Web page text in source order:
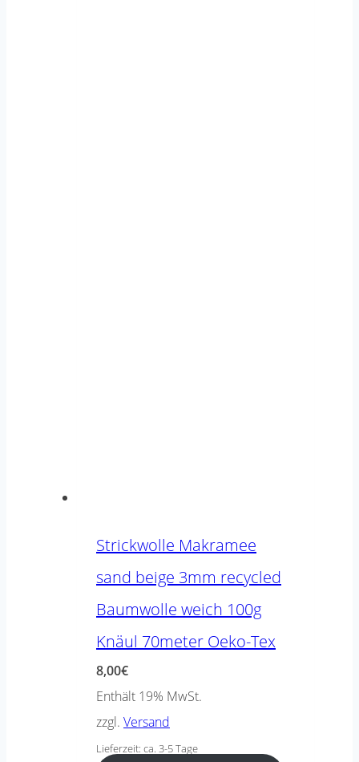
Strickwolle Makramee
sand beige 3mm recycled
Baumwolle weich 100g
Knäul 70meter Oeko-Tex
8,00€
Enthält 19% MwSt.
zzgl. Versand
Lieferzeit: ca. 3-5 Tage